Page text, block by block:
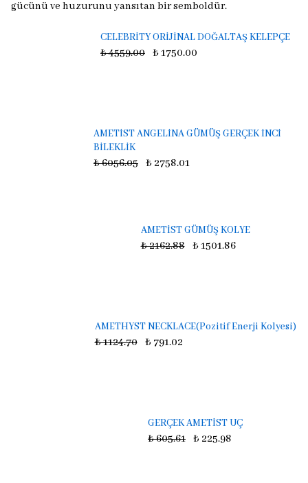
gücünü ve huzurunu yansıtan bir semboldür.
CELEBRİTY ORİJİNAL DOĞALTAŞ KELEPÇE
₺ 4559.00
₺ 1750.00
AMETİST ANGELİNA GÜMÜŞ GERÇEK İNCİ
BİLEKLİK
₺ 6056.05
₺ 2758.01
AMETİST GÜMÜŞ KOLYE
₺ 2162.88
₺ 1501.86
AMETHYST NECKLACE(Pozitif Enerji Kolyesi)
₺ 1124.70
₺ 791.02
GERÇEK AMETİST UÇ
₺ 605.61
₺ 225.98